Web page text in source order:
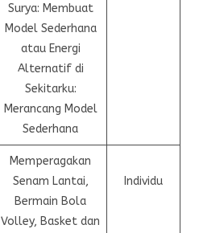
Surya: Membuat
Model Sederhana
atau Energi
Alternatif di
Sekitarku:
Merancang Model
Sederhana
Memperagakan
Senam Lantai,
Bermain Bola
Volley, Basket dan
Individu